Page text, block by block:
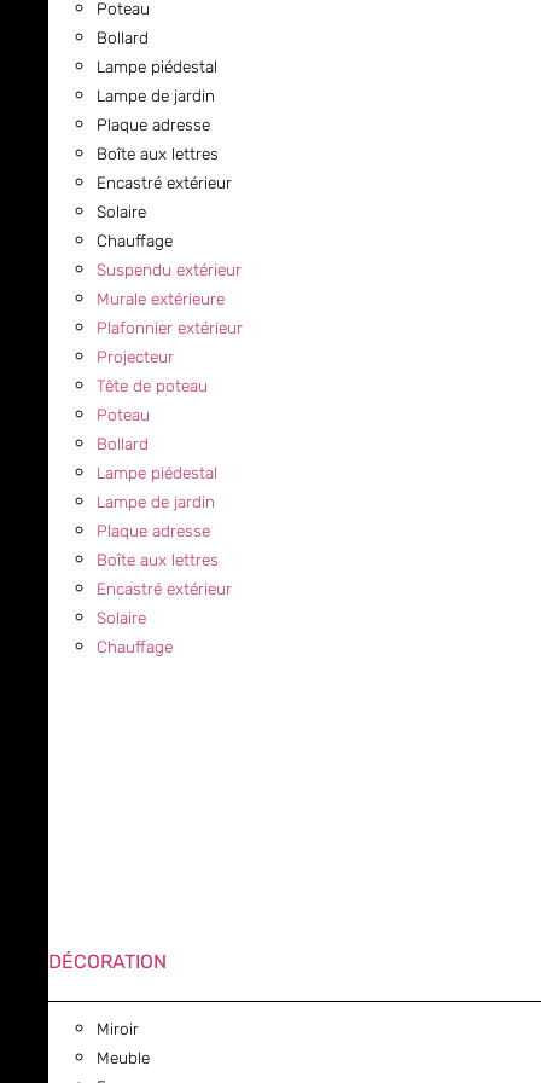
Poteau
Bollard
Lampe piédestal
Lampe de jardin
Plaque adresse
Boîte aux lettres
Encastré extérieur
Solaire
Chauffage
Suspendu extérieur
Murale extérieure
Plafonnier extérieur
Projecteur
Tête de poteau
Poteau
Bollard
Lampe piédestal
Lampe de jardin
Plaque adresse
Boîte aux lettres
Encastré extérieur
Solaire
Chauffage
DÉCORATION
Miroir
Meuble